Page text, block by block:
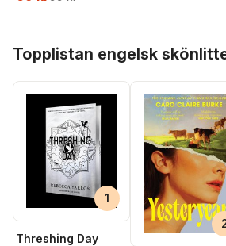
Topplistan engelsk
1
Threshing Day